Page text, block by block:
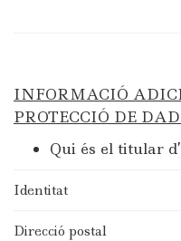
INFORMACIÓ
PROTECCIÓ DE
Qui és el titular
Identitat
Direcció postal